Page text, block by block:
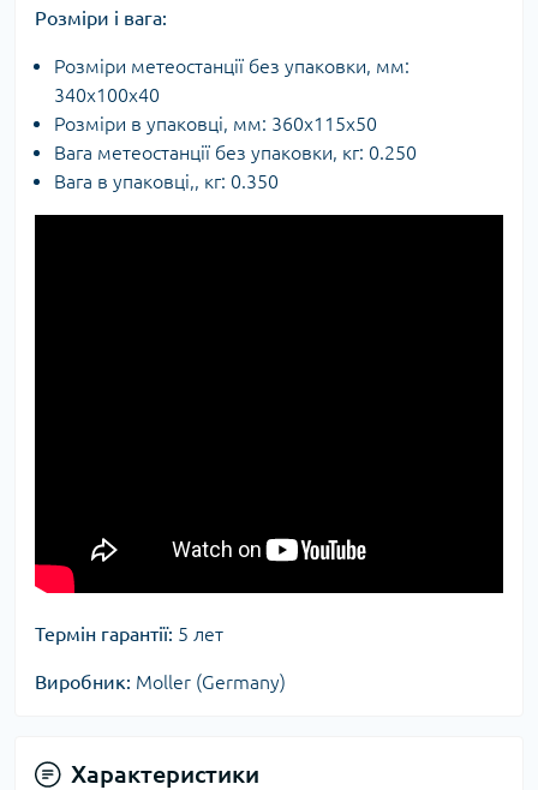
Розміри і вага:
Розміри метеостанції без упаковки, мм:
340х100х40
Розміри в упаковці, мм: 360х115х50
Вага метеостанції без упаковки, кг: 0.250
Вага в упаковці,, кг: 0.350
Термін гарантії: 5 лет
Виробник: Moller (Germany)
Характеристики